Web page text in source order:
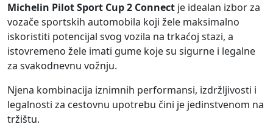
Michelin Pilot Sport Cup 2 Connect je idealan izbor za
vozače sportskih automobila koji žele maksimalno
iskoristiti potencijal svog vozila na trkaćoj stazi, a
istovremeno žele imati gume koje su sigurne i legalne
za svakodnevnu vožnju.
Njena kombinacija iznimnih performansi, izdržljivosti i
legalnosti za cestovnu upotrebu čini je jedinstvenom na
tržištu.